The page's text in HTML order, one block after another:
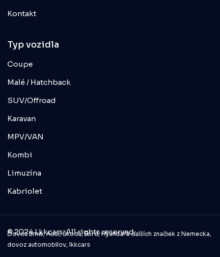
Kontakt
Typ vozidla
Coupe
Malé / Hatchback
SUV/Offroad
Karavan
MPV/VAN
Kombi
Limuzína
Kabriolet
© 2024 Lkkcars. All rights reserved.
Dovoz Bmw, Audi, Škoda, Ford, Hyundai a ďalších značiek z Nemecka,
dovoz automobilov, lkkcars